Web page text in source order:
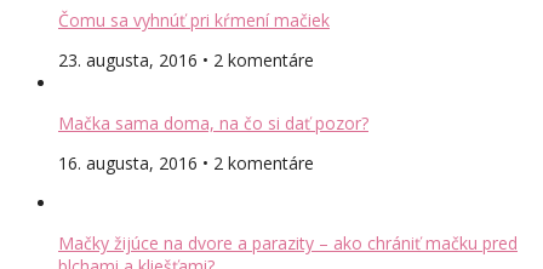
Čomu sa vyhnúť pri kŕmení mačiek
23. augusta, 2016 • 2 komentáre
Mačka sama doma, na čo si dať pozor?
16. augusta, 2016 • 2 komentáre
Mačky žijúce na dvore a parazity – ako chrániť mačku pred